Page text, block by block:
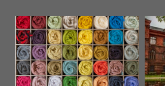
Kantor
Wirtualne spacery